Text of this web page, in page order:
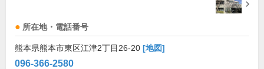
所在地・電話番号
熊本県熊本市東区江津2丁目26-20 [地図]
096-366-2580